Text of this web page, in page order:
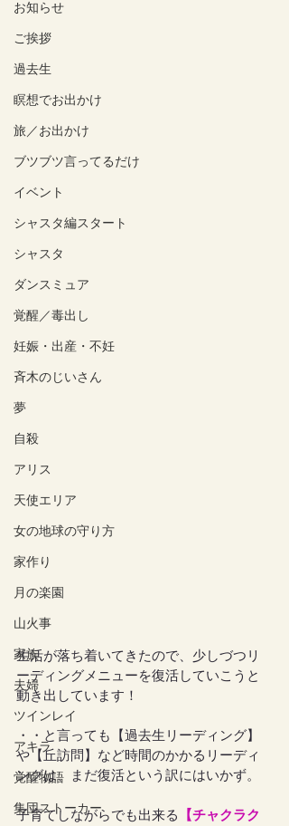
お知らせ
ご挨拶
過去生
瞑想でお出かけ
旅／お出かけ
ブツブツ言ってるだけ
イベント
シャスタ編スタート
シャスタ
ダンスミュア
覚醒／毒出し
妊娠・出産・不妊
斉木のじいさん
夢
自殺
アリス
天使エリア
女の地球の守り方
家作り
月の楽園
山火事
家族
夫婦
ツインレイ
アキラ
覚醒物語
集団ストーカー
生活が落ち着いてきたので、少しづつリ
ーディングメニューを復活していこうと
動き出しています！
・・と言っても【過去生リーディング】
や【丘訪問】など時間のかかるリーディ
ングは、まだ復活という訳にはいかず。
子育てしながらでも出来る
【チャクラク